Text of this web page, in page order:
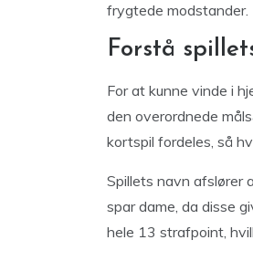
frygtede modstander.
Forstå
For at kunne vinde i
den overordnede
kortspil fordeles, så
Spillets navn afslører
spar dame, da disse
hele 13 strafpoint,